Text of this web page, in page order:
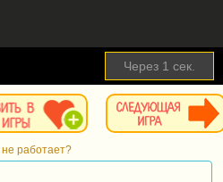
Пропустить
не работает?